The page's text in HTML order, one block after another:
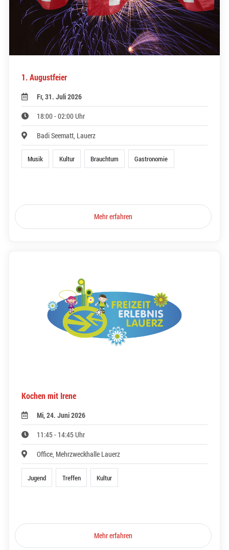
1. Augustfeier
Fr, 31. Juli 2026
18:00 - 02:00 Uhr
Badi Seematt, Lauerz
Musik Kultur Brauchtum Gastronomie
Mehr erfahren
Kochen mit Irene
Mi, 24. Juni 2026
11:45 - 14:45 Uhr
Office, Mehrzweckhalle Lauerz
Jugend Treffen Kultur
Mehr erfahren